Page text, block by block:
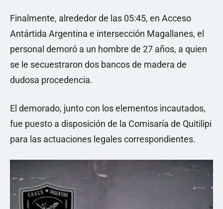
Finalmente, alrededor de las 05:45, en Acceso
Antártida Argentina e intersección Magallanes, el
personal demoró a un hombre de 27 años, a quien
se le secuestraron dos bancos de madera de
dudosa procedencia.
El demorado, junto con los elementos incautados,
fue puesto a disposición de la Comisaría de Quitilipi
para las actuaciones legales correspondientes.